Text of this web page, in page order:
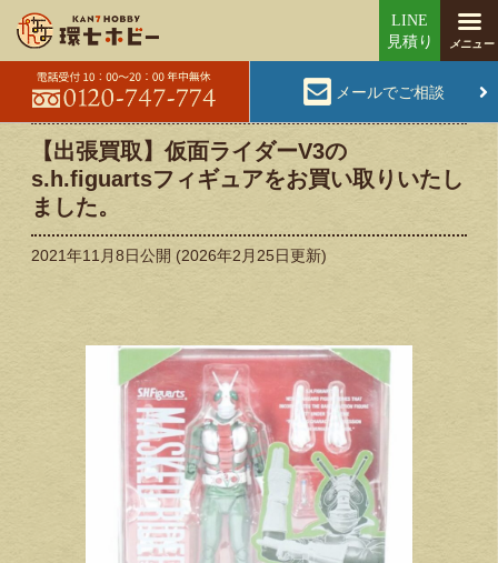
メールでご相談
【出張買取】仮面ライダーV3の
s.h.figuartsフィギュアをお買い取りいたし
ました。
2021年11月8日公開 (2026年2月25日更新)